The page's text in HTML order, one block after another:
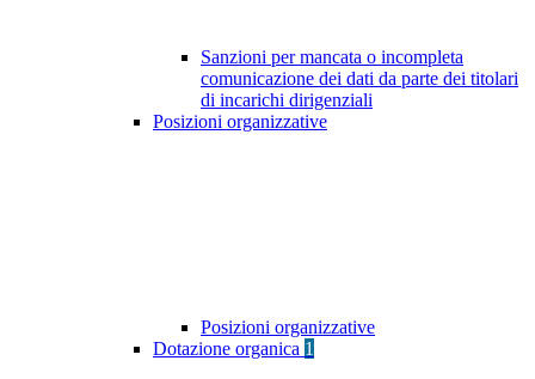
Sanzioni per mancata o incompleta
comunicazione dei dati da parte dei titolari
di incarichi dirigenziali
Posizioni organizzative
Posizioni organizzative
Dotazione organica 1